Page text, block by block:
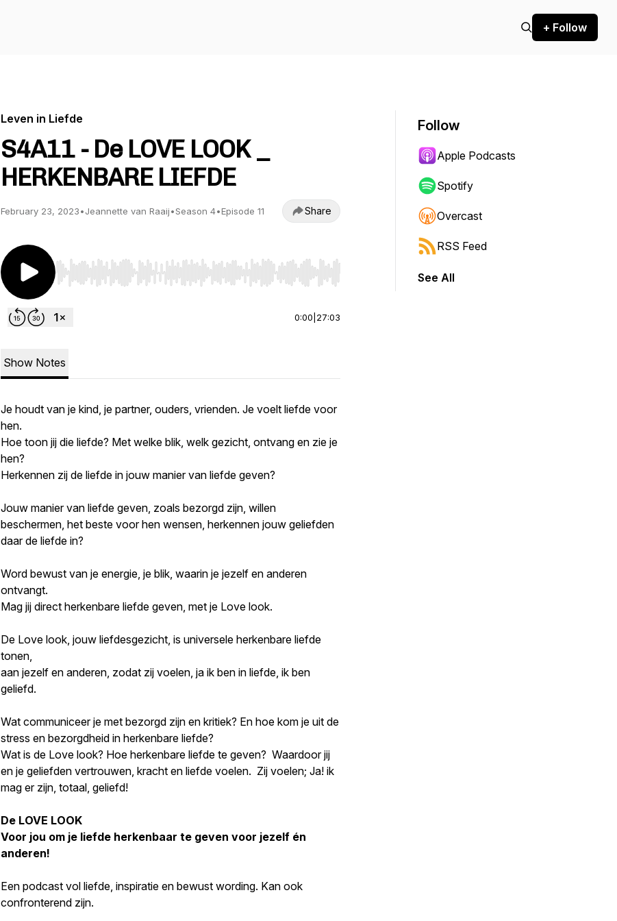
+ Follow
Leven in Liefde
S4A11 - De LOVE LOOK _
HERKENBARE LIEFDE
February 23, 2023•Jeannette van Raaij•Season 4•Episode 11 Share
Use Left/Right to seek, Home/End to jump to start or end. Hold shift to jump forward or backward.
0:00 27:03
Show Notes
Je houdt van je kind, je partner, ouders, vrienden. Je voelt liefde voor
hen.
Hoe toon jij die liefde? Met welke blik, welk gezicht, ontvang en zie je
hen?
Herkennen zij de liefde in jouw manier van liefde geven?
Jouw manier van liefde geven, zoals bezorgd zijn, willen
beschermen, het beste voor hen wensen, herkennen jouw geliefden
daar de liefde in?
Word bewust van je energie, je blik, waarin je jezelf en anderen
ontvangt.
Mag jij direct herkenbare liefde geven, met je Love look.
De Love look, jouw liefdesgezicht, is universele herkenbare liefde
tonen,
aan jezelf en anderen, zodat zij voelen, ja ik ben in liefde, ik ben
geliefd.
Wat communiceer je met bezorgd zijn en kritiek? En hoe kom je uit de
stress en bezorgdheid in herkenbare liefde?
Wat is de Love look? Hoe herkenbare liefde te geven? Waardoor jij
en je geliefden vertrouwen, kracht en liefde voelen. Zij voelen; Ja! ik
mag er zijn, totaal, geliefd!
De LOVE LOOK
Voor jou om je liefde herkenbaar te geven voor jezelf én
anderen!
Een podcast vol liefde, inspiratie en bewust wording. Kan ook
confronterend zijn.
Follow
Apple Podcasts
Spotify
Overcast
RSS Feed
See All